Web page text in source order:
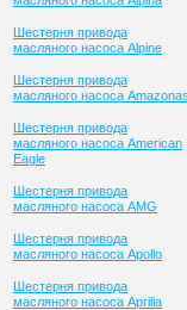
Шестерня привода
масляного насоса Alpine
Шестерня привода
масляного насоса
Шестерня привода
масляного насоса American
Eagle
Шестерня привода
масляного насоса AMG
Шестерня привода
масляного насоса Apollo
Шестерня привода
масляного насоса Aprilia